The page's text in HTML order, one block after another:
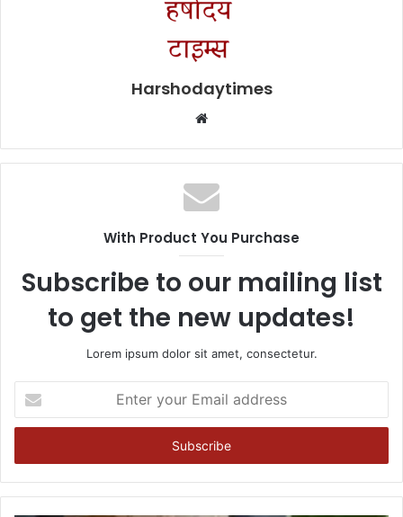
Harshodaytimes
Website
With Product You Purchase
Subscribe to our mailing list
to get the new updates!
Lorem ipsum dolor sit amet, consectetur.
your
Email